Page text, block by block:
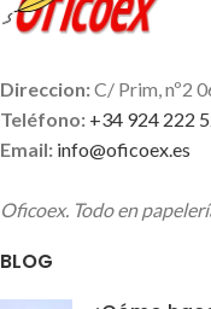
Direccion:C/ Prim, nº2
Teléfono: +34 924 222
Email: info@oficoex.es
Oficoex. Todo en
BLOG